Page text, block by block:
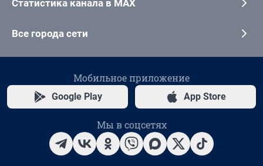
Статистика канала в MAX
Все города сети
Мобильное приложение
Google Play App Store
Мы в соцсетях